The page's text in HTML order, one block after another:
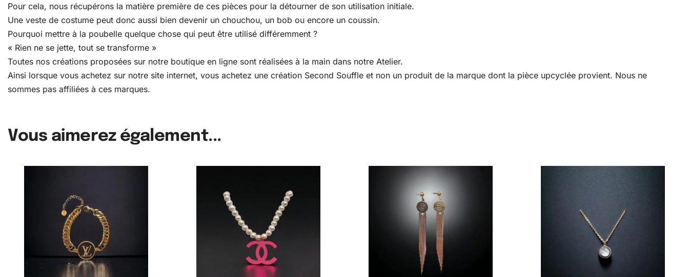
Pour cela, nous récupérons la matière première de ces pièces pour la détourner de son utilisation initiale.
Une veste de costume peut donc aussi bien devenir un chouchou, un bob ou encore un coussin.
Pourquoi mettre à la poubelle quelque chose qui peut être utilisé différemment ?
« Rien ne se jette, tout se transforme »
Toutes nos créations proposées sur notre boutique en ligne sont réalisées à la main dans notre Atelier.
Ainsi lorsque vous achetez sur notre site internet, vous achetez une création Second Souffle et non un produit de la marque dont la pièce upcyclée provient. Nous ne
sommes pas affiliées à ces marques.
Vous aimerez également...